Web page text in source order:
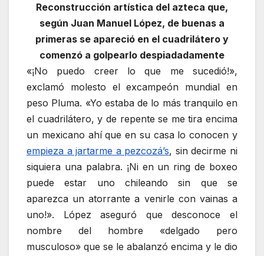
Reconstrucción artística del azteca que,
según Juan Manuel López, de buenas a
primeras se apareció en el cuadrilátero y
comenzó a golpearlo despiadadamente
«¡No puedo creer lo que me sucedió!»,
exclamó molesto el excampeón mundial en
peso Pluma. «Yo estaba de lo más tranquilo en
el cuadrilátero, y de repente se me tira encima
un mexicano ahí que en su casa lo conocen y
empieza a jartarme a pezcozá’s, sin decirme ni
siquiera una palabra. ¡Ni en un ring de boxeo
puede estar uno chileando sin que se
aparezca un atorrante a venirle con vainas a
uno!». López aseguró que desconoce el
nombre del hombre «delgado pero
musculoso» que se le abalanzó encima y le dio